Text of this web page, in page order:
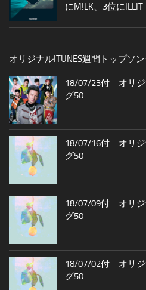
にM!LK、3位にILLIT
オリジナルITUNES週間トップソ
18/07/23付 オリジ
グ50
18/07/16付 オリジ
グ50
18/07/09付 オリジ
グ50
18/07/02付 オリジ
グ50